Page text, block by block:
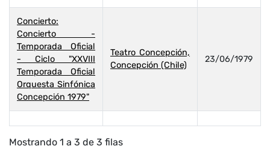
Concierto:
Concierto -
Temporada Oficial
- Ciclo "XXVIII
Temporada Oficial
Orquesta Sinfónica
Concepción 1979"
Teatro Concepción,
Concepción (Chile)
23/06/1979
Mostrando 1 a 3 de 3 filas